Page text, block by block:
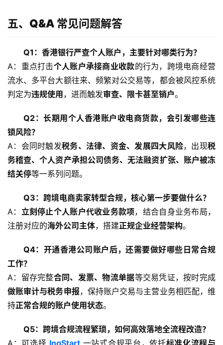
五、Q&A 常见问题解答
Q1：香港银行严查个人账户，主要针对哪类行为？
A：重点打击个人账户承接商业收款的行为，跨境电商经营
流水、多平台大额往来、频繁对公交易等，都会被风控系统
判定为违规使用 ，进而触发审查、限卡甚至销户。
Q2：长期用个人香港账户收电商货款，会引发哪些连
锁风险？
A：会同时触发税务、法律、资金、发展四大风险，出现税
务稽查、个人资产承担公司债务、无法融资扩张、账户被冻
结关停等一系列问题。
Q3：跨境电商卖家转型合规，核心第一步要做什么？
A： 立刻停止个人账户代收业务款项，结合自身业务布局，
注册对应的海外公司主体，搭建正规企业经营架构。
Q4：开通香港公司账户后，还需要做好哪些日常合规
工作？
A：留存完整合同、发票、物流单据等交易凭证，按时完成
做账审计与税务申报，保持账户交易与主营业务相匹配，维
持正常合规的账户使用状态。
Q5：跨境合规流程繁琐，如何高效落地全流程改造？